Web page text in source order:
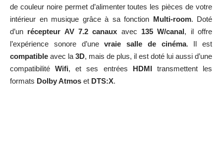
de couleur noire permet d’alimenter toutes les pièces de votre
intérieur en musique grâce à sa fonction Multi-room. Doté
d’un récepteur AV 7.2 canaux avec 135 W/canal, il offre
l’expérience sonore d’unevraie salle de cinéma. Il est
compatible avec la 3D, mais de plus, il est doté lui aussi d’une
compatibilitéWifi, et ses entrées HDMItransmettent les
formats Dolby Atmos et DTS:X.